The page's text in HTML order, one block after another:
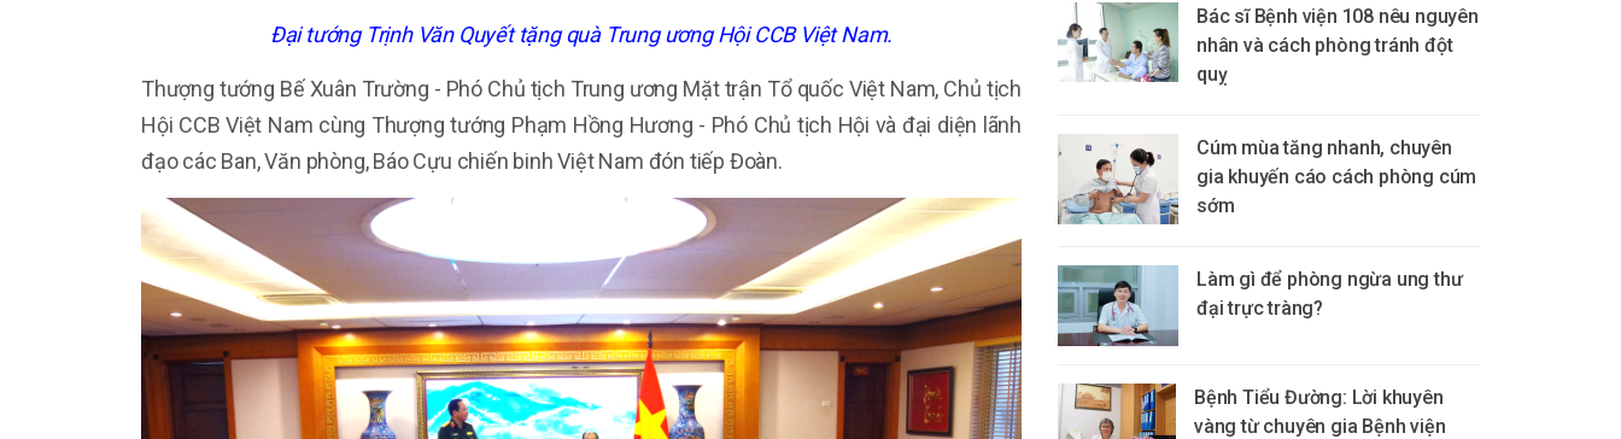
Đại tướng Trịnh Văn Quyết tặng quà Trung ương Hội CCB Việt Nam.
Thượng tướng Bế Xuân Trường - Phó Chủ tịch Trung ương Mặt trận Tổ quốc Việt Nam, Chủ tịch
Hội CCB Việt Nam cùng Thượng tướng Phạm Hồng Hương - Phó Chủ tịch Hội và đại diện lãnh
đạo các Ban, Văn phòng, Báo Cựu chiến binh Việt Nam đón tiếp Đoàn.
Bác sĩ Bệnh viện 108 nêu nguyên
nhân và cách phòng tránh đột
quỵ
Cúm mùa tăng nhanh, chuyên
gia khuyến cáo cách phòng cúm
sớm
Làm gì để phòng ngừa ung thư
đại trực tràng?
Bệnh Tiểu Đường: Lời khuyên
vàng từ chuyên gia Bệnh viện